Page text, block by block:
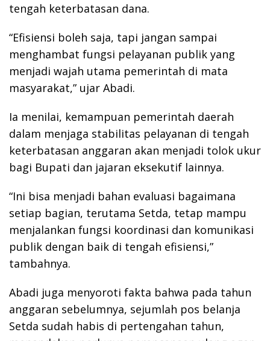
tengah keterbatasan dana.
“Efisiensi boleh saja, tapi jangan sampai
menghambat fungsi pelayanan publik yang
menjadi wajah utama pemerintah di mata
masyarakat,” ujar Abadi.
Ia menilai, kemampuan pemerintah daerah
dalam menjaga stabilitas pelayanan di tengah
keterbatasan anggaran akan menjadi tolok ukur
bagi Bupati dan jajaran eksekutif lainnya.
“Ini bisa menjadi bahan evaluasi bagaimana
setiap bagian, terutama Setda, tetap mampu
menjalankan fungsi koordinasi dan komunikasi
publik dengan baik di tengah efisiensi,”
tambahnya.
Abadi juga menyoroti fakta bahwa pada tahun
anggaran sebelumnya, sejumlah pos belanja
Setda sudah habis di pertengahan tahun,